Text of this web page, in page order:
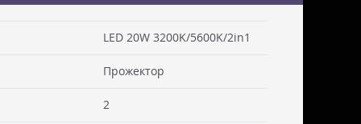
Стоимость доставки включаем в товар.
Документы отправляем с заказом или по ЭДО.
LED 20W 3200K/5600K/2in1
Прожектор
2